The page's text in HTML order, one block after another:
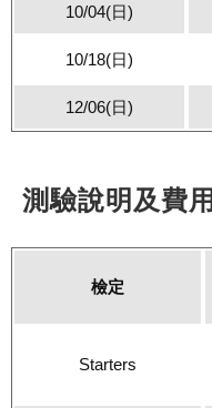
10/04(日)
10/18(日)
12/06(日)
測驗說明及費用
檢定
Starters